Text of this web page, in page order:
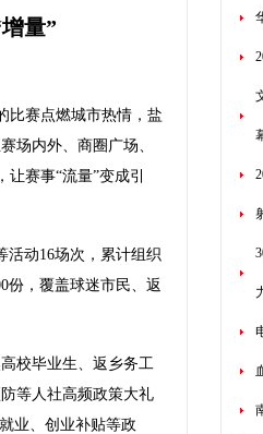
量”
赛点燃城市热情，盐
场内外、商圈广场、
赛事“流量”变成引
动16场次，累计组织
份，覆盖球迷市民、返
校毕业生、返乡务工
等人社高频政策大礼
业、创业补贴等政